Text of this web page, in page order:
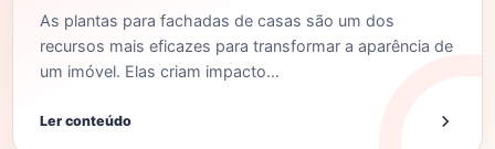
As plantas para fachadas de casas são um dos
recursos mais eficazes para transformar a aparência de
um imóvel. Elas criam impacto…
Ler conteúdo